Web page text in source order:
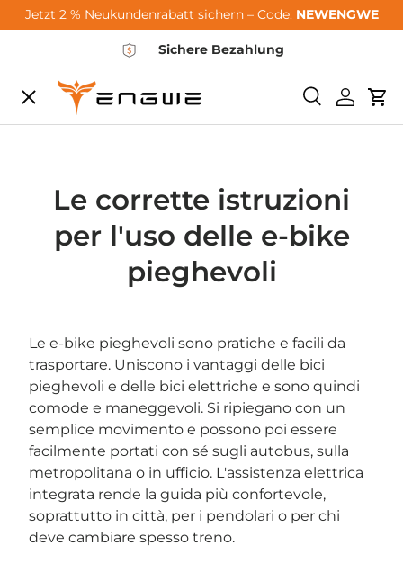
Vai al contenuto
Jetzt 2 % Neukundenrabatt sichern – Code: NEWENGWE
Sichere Bezahlung
Login
Menu
City-Sale
E-Bikes
Zubehör
Support
Le corrette istruzioni
per l'uso delle e-bike
pieghevoli
Le e-bike pieghevoli sono pratiche e facili da
trasportare. Uniscono i vantaggi delle bici
pieghevoli e delle bici elettriche e sono quindi
comode e maneggevoli. Si ripiegano con un
semplice movimento e possono poi essere
facilmente portati con sé sugli autobus, sulla
metropolitana o in ufficio. L'assistenza elettrica
integrata rende la guida più confortevole,
soprattutto in città, per i pendolari o per chi
deve cambiare spesso treno.